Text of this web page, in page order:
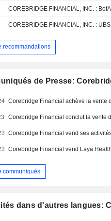
COREBRIDGE FINANCIAL, INC. :
COREBRIDGE FINANCIAL, INC. :
recommandations
de Presse:
Corebridge Financial conclut la vente
Corebridge Financial vend Laya
communiqués
dans d'autres langues: